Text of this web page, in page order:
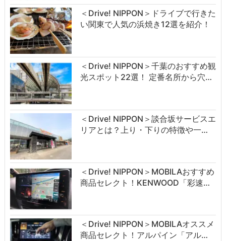
＜Drive! NIPPON＞ドライブで行きた
い関東で人気の浜焼き12選を紹介！
＜Drive! NIPPON＞千葉のおすすめ観
光スポット22選！ 定番名所から穴…
＜Drive! NIPPON＞談合坂サービスエ
リアとは？上り・下りの特徴や一…
＜Drive! NIPPON＞MOBILAおすすめ
商品セレクト！KENWOOD「彩速…
＜Drive! NIPPON＞MOBILAオススメ
商品セレクト！アルパイン「アル…